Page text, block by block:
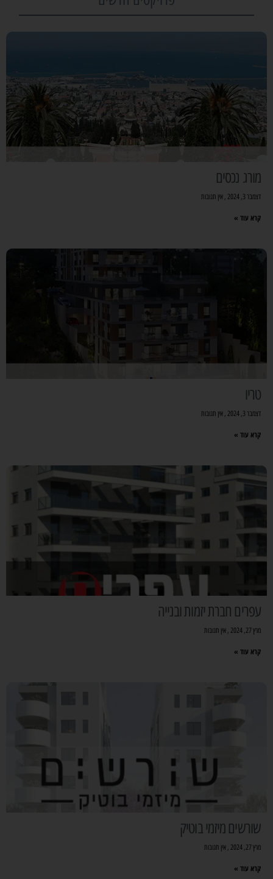
מורג נכסים
דצמבר 3, 2024 אין תגובות
קרא עוד »
טריו
דצמבר 3, 2024 אין תגובות
קרא עוד »
עפרים חברת יזמות ובנייה
מרץ 27, 2024 אין תגובות
קרא עוד »
שורשים מיזמי בוטיק
מרץ 27, 2024 אין תגובות
קרא עוד »